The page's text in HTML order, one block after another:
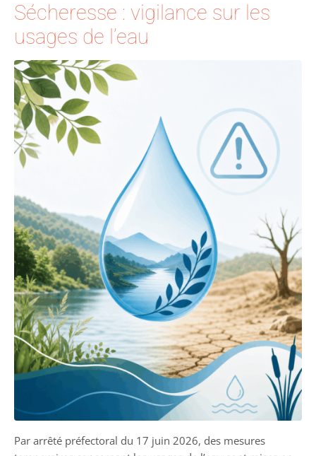
Sécheresse : vigilance sur les
usages de l’eau
Par arrêté préfectoral du 17 juin 2026, des mesures